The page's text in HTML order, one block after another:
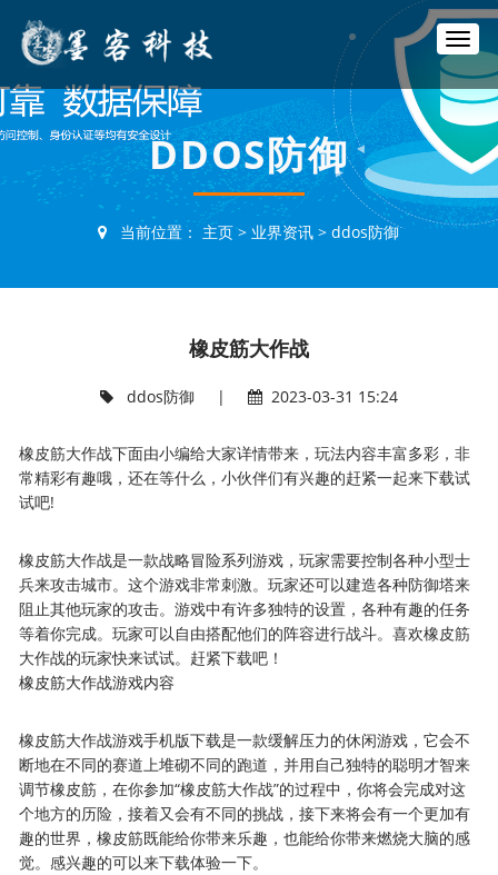
T
o
g
g
l
e
a
v
a
DDOS防御
当前位置： 主页> 业界资讯 >ddos防御
橡皮筋大作战
ddos防御 | 2023-03-31 15:24
橡皮筋大作战下面由小编给大家详情带来，玩法内容丰富多彩，非
常精彩有趣哦，还在等什么，小伙伴们有兴趣的赶紧一起来下载试
试吧!
橡皮筋大作战是一款战略冒险系列游戏，玩家需要控制各种小型士
兵来攻击城市。这个游戏非常刺激。玩家还可以建造各种防御塔来
阻止其他玩家的攻击。游戏中有许多独特的设置，各种有趣的任务
等着你完成。玩家可以自由搭配他们的阵容进行战斗。喜欢橡皮筋
大作战的玩家快来试试。赶紧下载吧！
橡皮筋大作战游戏内容
橡皮筋大作战游戏手机版下载是一款缓解压力的休闲游戏，它会不
断地在不同的赛道上堆砌不同的跑道，并用自己独特的聪明才智来
调节橡皮筋，在你参加“橡皮筋大作战”的过程中，你将会完成对这
个地方的历险，接着又会有不同的挑战，接下来将会有一个更加有
趣的世界，橡皮筋既能给你带来乐趣，也能给你带来燃烧大脑的感
觉。感兴趣的可以来下载体验一下。